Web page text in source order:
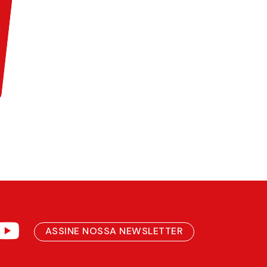
ASSINE NOSSA NEWSLETTER